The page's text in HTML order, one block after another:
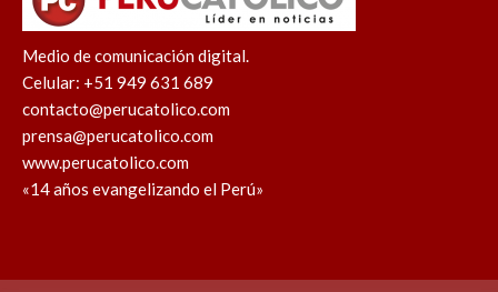
Medio de comunicación digital.
Celular: +51 949 631 689
contacto@perucatolico.com
prensa@perucatolico.com
www.perucatolico.com
«14 años evangelizando el Perú»